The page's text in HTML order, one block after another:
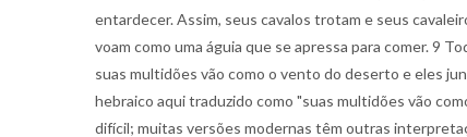
entardecer. Assim, seus cavalos trotam e seus
voam como uma águia que se apressa para comer. 9
suas multidões vão como o vento do deserto e eles
hebraico aqui traduzido como "suas multidões vão
difícil; muitas versões modernas têm outras